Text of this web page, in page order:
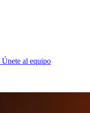
Únete al equipo